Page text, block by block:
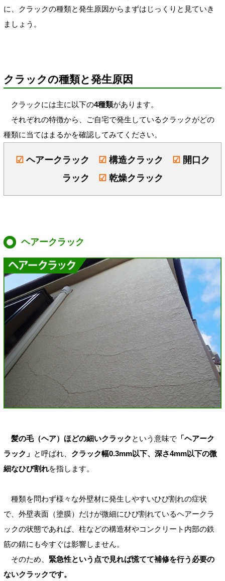
に、クラックの種類と発生原因からまずはじっくりと見ていき
ましょう。
クラックの種類と発生原因
クラックには主に以下の4種類があります。
それぞれの特徴から、ご自宅で発生しているクラックがどの
種類に当てはまるかを確認してみてください。
☑ ヘアークラック ☑ 構造クラック ☑ 開口ク
ラック
☑ 乾燥クラック
ヘアークラック
髪の毛（ヘア）ほどの細いクラック という意味で 「ヘアーク
ラック」 と呼ばれ、 クラック幅0.3mm以下、深さ4mm以下の微
細なひび割れを指します。
種類を問わず様々な外壁材に発生しやすいひび割れの症状
で、外壁表面（塗膜）だけが微細にひび割れているヘアークラ
ックの状態であれば、柱などの構造材やコンクリート内部の鉄
筋の錆にも今すぐは影響しません。
そのため、 緊急性という点で見れば慌てて補修を行う必要の
ないクラックです。